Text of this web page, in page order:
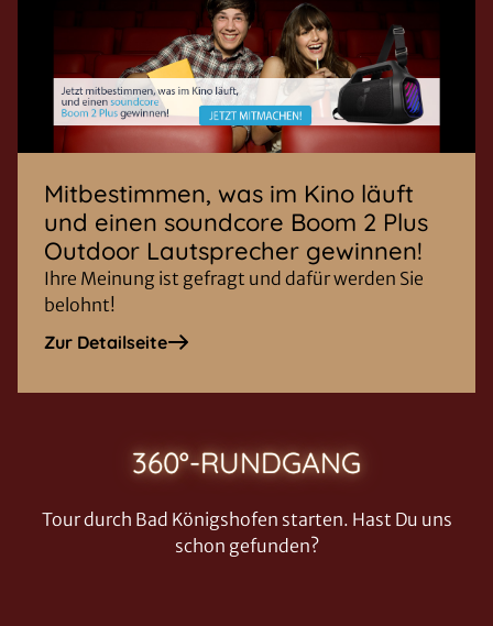
Mitbestimmen, was im Kino läuft
und einen soundcore Boom 2 Plus
Outdoor Lautsprecher gewinnen!
Ihre Meinung ist gefragt und dafür werden Sie
belohnt!
Zur Detailseite
360°-RUNDGANG
Tour durch Bad Königshofen starten. Hast Du uns
schon gefunden?